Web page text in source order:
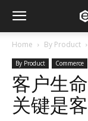
Home By Product
By Product Commerce
客户生
关键是